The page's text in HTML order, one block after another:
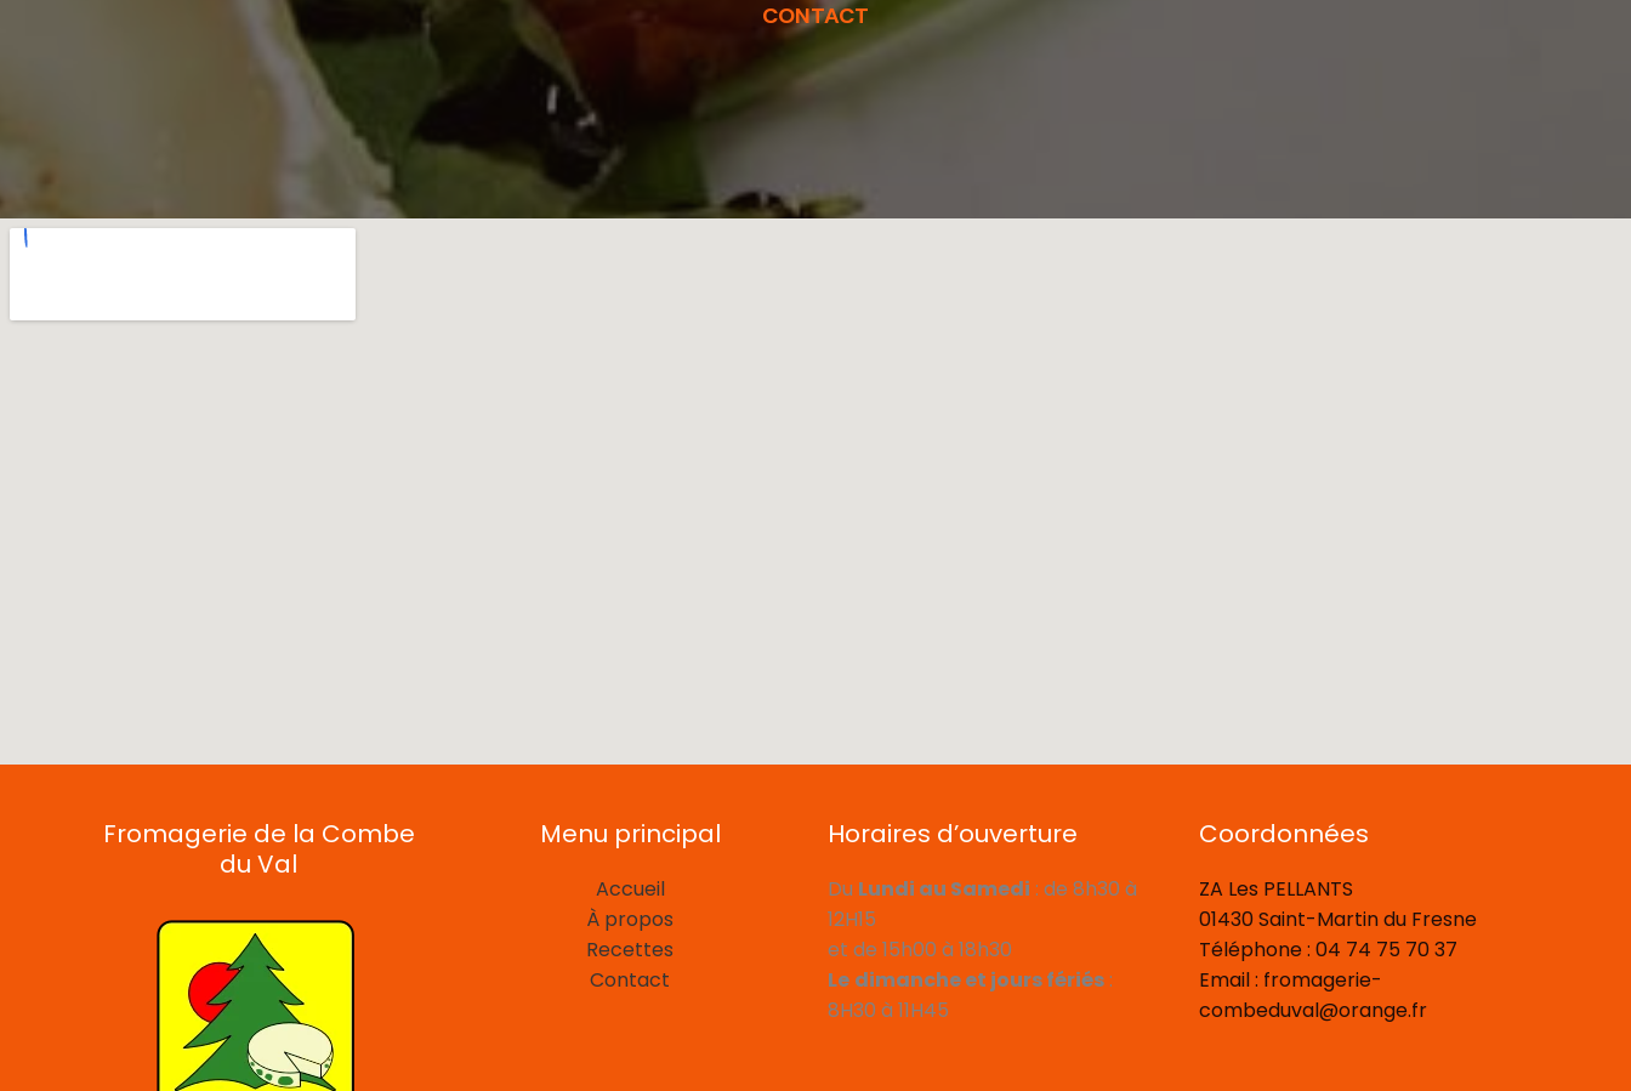
CONTACT
Fromagerie de la Combe
du Val
Menu principal
Accueil
À propos
Recettes
Contact
Horaires d’ouverture
Du Lundi au Samedi : de 8h30 à
12H15
et de 15h00 à 18h30
Le dimanche et jours fériés :
8H30 à 11H45
Coordonnées
ZA Les PELLANTS
01430 Saint-Martin du Fresne
Téléphone : 04 74 75 70 37
Email : fromagerie-
combeduval@orange.fr